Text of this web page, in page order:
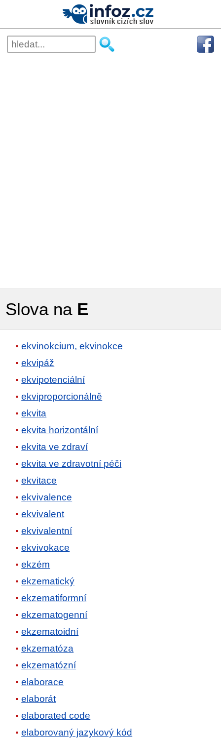
Slova na E
ekvinokcium, ekvinokce
ekvipáž
ekvipotenciální
ekviproporcionálně
ekvita
ekvita horizontální
ekvita ve zdraví
ekvita ve zdravotní péči
ekvitace
ekvivalence
ekvivalent
ekvivalentní
ekvivokace
ekzém
ekzematický
ekzematiformní
ekzematogenní
ekzematoidní
ekzematóza
ekzematózní
elaborace
elaborát
elaborated code
elaborovaný jazykový kód